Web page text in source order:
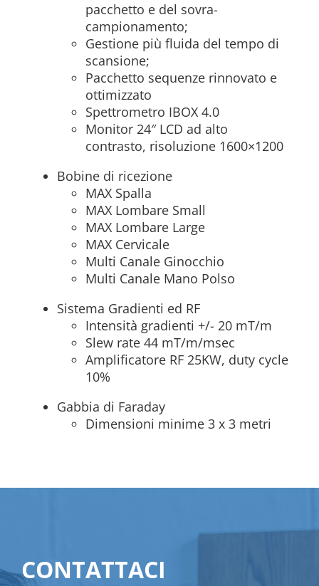
pacchetto e del sovra-
campionamento;
Gestione più fluida del tempo di
scansione;
Pacchetto sequenze rinnovato e
ottimizzato
Spettrometro IBOX 4.0
Monitor 24″ LCD ad alto
contrasto, risoluzione 1600×1200
Bobine di ricezione
MAX Spalla
MAX Lombare Small
MAX Lombare Large
MAX Cervicale
Multi Canale Ginocchio
Multi Canale Mano Polso
Sistema Gradienti ed RF
Intensità gradienti +/- 20 mT/m
Slew rate 44 mT/m/msec
Amplificatore RF 25KW, duty cycle
10%
Gabbia di Faraday
Dimensioni minime 3 x 3 metri
CONTATTACI